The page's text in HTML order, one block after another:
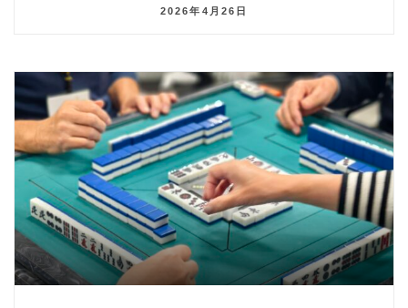
2026年4月26日